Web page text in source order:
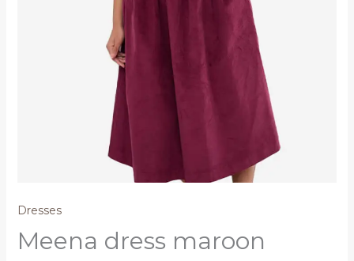
Dresses
Meena dress maroon